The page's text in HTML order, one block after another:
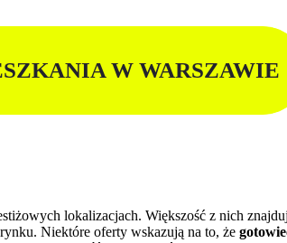
W WARSZAWIE
lokalizacjach. Większość z nich
Niektóre oferty wskazują na to, że